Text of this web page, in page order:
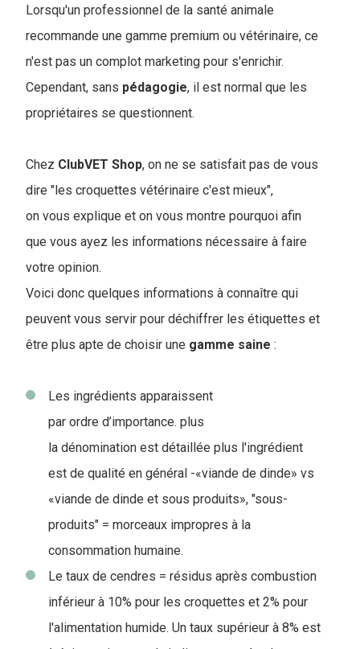
Lorsqu'un professionnel de la santé animale
recommande une gamme premium ou vétérinaire, ce
n'est pas un complot marketing pour s'enrichir.
Cependant, sans pédagogie, il est normal que les
propriétaires se questionnent.
Chez ClubVET Shop, on ne se satisfait pas de vous
dire "les croquettes vétérinaire c'est mieux",
on vous explique et on vous montre pourquoi afin
que vous ayez les informations nécessaire à faire
votre opinion.
Voici donc quelques informations à connaître qui
peuvent vous servir pour déchiffrer les étiquettes et
être plus apte de choisir une gamme saine :
Les ingrédients apparaissent
par ordre d’importance. plus
la dénomination est détaillée plus l'ingrédient
est de qualité en général -«viande de dinde» vs
«viande de dinde et sous produits», "sous-
produits" = morceaux impropres à la
consommation humaine.
Le taux de cendres = résidus après combustion
inférieur à 10% pour les croquettes et 2% pour
l'alimentation humide. Un taux supérieur à 8% est